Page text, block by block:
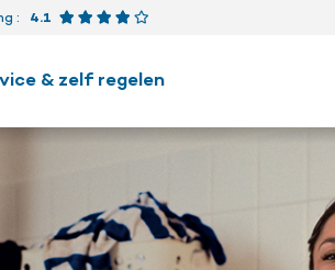
: 4.1 Beoordeling 4.1 van 5 sterren
& zelf regelen